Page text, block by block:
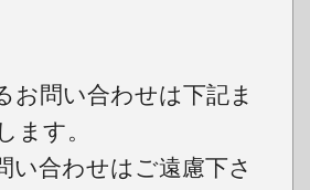
お問い合わせは下記ま
ます。
い合わせはご遠慮下さ